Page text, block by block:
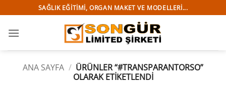
atla
SAĞLIK EĞITIMI, ORGAN MAKET VE MODELLERI...
ANA SAYFA / ÜRÜNLER “#TRANSPARANTORSO”
OLARAK ETIKETLENDI